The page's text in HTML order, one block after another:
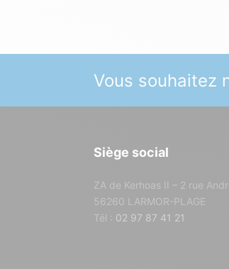
Vous souhaitez
Siège social
ZA de Kerhoas II – 2 rue
56260 LARMOR-PLAGE
Tél : 02 97 87 41 21